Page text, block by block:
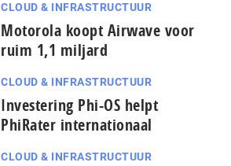
CLOUD & INFRASTRUCTUUR
Motorola koopt Airwave voor
ruim 1,1 miljard
CLOUD & INFRASTRUCTUUR
Investering Phi-OS helpt
PhiRater internationaal
CLOUD & INFRASTRUCTUUR